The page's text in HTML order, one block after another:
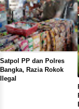
Satpol PP dan Polres
Bangka, Razia Rokok
Ilegal